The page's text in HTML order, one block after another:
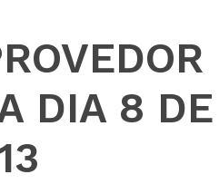
DIA 8 DE